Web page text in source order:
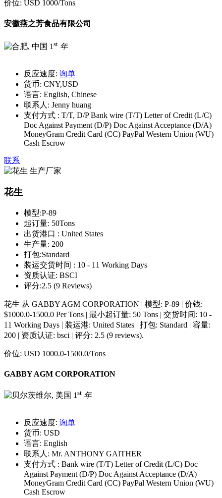
价位: USD 1000/Tons
安徽燕之芳食品有限公司
1 st 年
反应速度: 询单
货币: CNY,USD
语言: English, Chinese
联系人: Jenny huang
支付方式 : T/T, D/P Bank wire (T/T) Letter of Credit (L/C)
Doc Against Payment (D/P) Doc Against Acceptance (D/A)
MoneyGram Credit Card (CC) PayPal Western Union (WU)
Cash Escrow
联系
花生
模型:P-89
起订量: 50Tons
出货港口 : United States
生产量: 200
打包:Standard
装运交货时间 : 10 - 11 Working Days
资质认证: BSCI
评分:2.5 (9 Reviews)
花生 从 GABBY AGM CORPORATION | 模型: P-89 | 价钱:
$1000.0-1500.0 Per Tons | 最小起订量: 50 Tons | 交货时间: 10 -
11 Working Days | 装运港: United States | 打包: Standard | 容量:
200 | 资质认证: bsci | 评分: 2.5 (9 reviews).
价位: USD 1000.0-1500.0/Tons
GABBY AGM CORPORATION
1 st 年
反应速度: 询单
货币: USD
语言: English
联系人: Mr. ANTHONY GAITHER
支付方式 : Bank wire (T/T) Letter of Credit (L/C) Doc
Against Payment (D/P) Doc Against Acceptance (D/A)
MoneyGram Credit Card (CC) PayPal Western Union (WU)
Cash Escrow